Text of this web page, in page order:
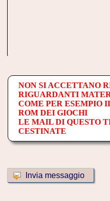
NON SI ACCETTANO
RIGUARDANTI
COME PER ESEMPIO
ROM DEI GIOCHI
LE MAIL DI QUESTO
CESTINATE